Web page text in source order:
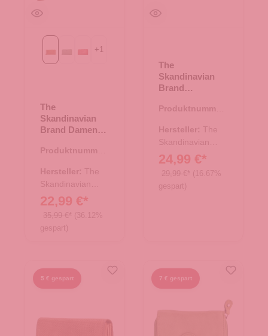
Cognacmintrot
+1
The
Skandinavian
Brand Damen
Leder - Cognac
Produktnummer:
Hersteller: The
Skandinavian
Brand
22,99 €*
35,99 €* (36.12%
gespart)
The
Skandinavian
Brand
Hunter - tan
Produktnummer:
Hersteller: The
Skandinavian
Brand
24,99 €*
29,99 €* (16.67%
gespart)
5 € gespart 7 € gespart